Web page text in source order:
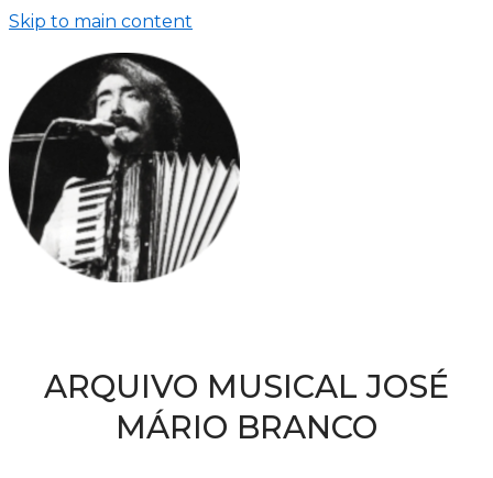
Skip to main content
ARQUIVO MUSICAL JOSÉ
MÁRIO BRANCO